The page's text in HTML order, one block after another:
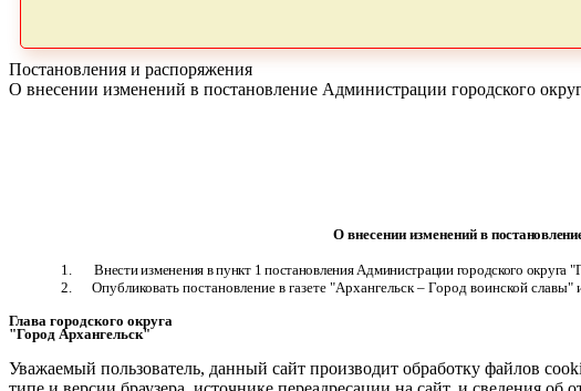
Постановления и распоряжения
О внесении изменений в постановление Администрации городского
О внесении изменений в
1.
Внести изменения в пункт 1 постановления Администрации городского
2. Опубликовать постановление в газете "Архангельск – Город воинской
Глава городского округа
"Город Архангельск"Д.А.
Уважаемый пользователь, данный сайт производит обработку файлов